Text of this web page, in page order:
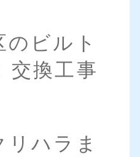
のビルト
交換工事
ハラま